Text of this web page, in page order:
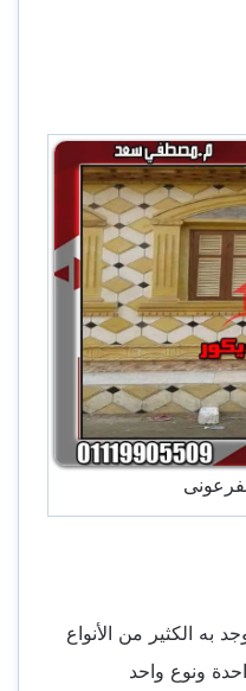
به الكثير من الأنواع
ونوع واحد